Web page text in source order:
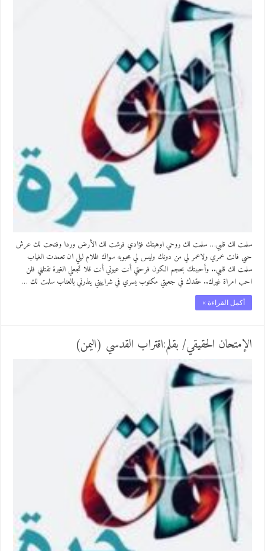
سلمت لك قلبي… سلمت لك روحي اوهبتك فؤادي فرشت لك الأرض وردا وفتحت لك عرش
حبي فانت عمري ولاعمر لي من دونك وليس لي محبوبه سواك ظلام ليلي ان تعمدت الغياب
سلمت لك قلبي.. وأحببتك بحجم الكون فرحتي أنت عيوني أنت قلا تجعلي الغيرة تقتلني فلن
احب امراة غيرك.. عقدك في جعبتي مكتوب يسري في شراييني ينذرني بالعتاب سلمت لك …
أكمل القراءة »
الإمتحان الحقيقي/ بقلم:اقتراب القدسي (اليمن)